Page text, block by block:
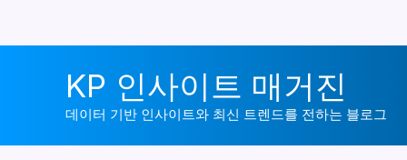
KP 인사이트 매거진
데이터 기반 인사이트와 최신 트렌드를 전하는 블로그